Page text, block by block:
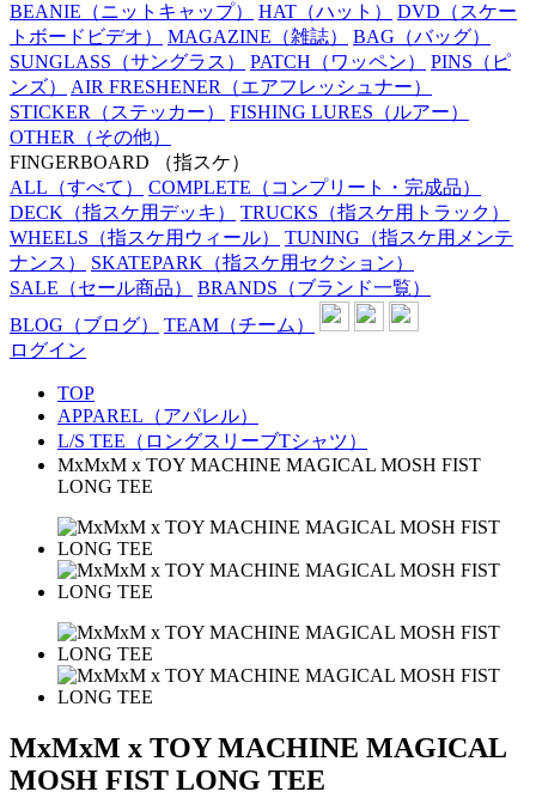
BEANIE （ニットキャップ） HAT （ハット） DVD （スケー
トボードビデオ）
MAGAZINE （雑誌） BAG （バッグ）
SUNGLASS （サングラス） PATCH （ワッペン） PINS （ピ
ンズ）
AIR FRESHENER （エアフレッシュナー）
STICKER （ステッカー） FISHING LURES （ルアー）
OTHER （その他）
FINGERBOARD
（指スケ）
ALL （すべて） COMPLETE （コンプリート・完成品）
DECK （指スケ用デッキ） TRUCKS （指スケ用トラック）
WHEELS （指スケ用ウィール） TUNING （指スケ用メンテ
ナンス）
SKATEPARK （指スケ用セクション）
SALE （セール商品） BRANDS （ブランド一覧）
BLOG （ブログ） TEAM （チーム）
ログイン
TOP
APPAREL（アパレル）
L/S TEE（ロングスリーブTシャツ）
MxMxM x TOY MACHINE MAGICAL MOSH FIST
LONG TEE
MxMxM x TOY MACHINE MAGICAL
MOSH FIST LONG TEE